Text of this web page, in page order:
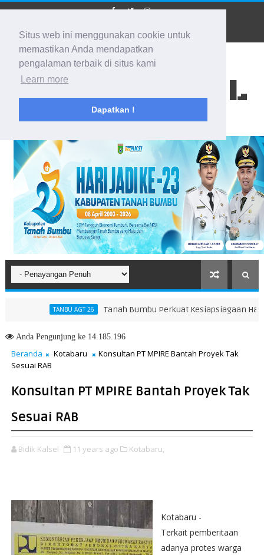
Situs web ini menggunakan cookie untuk
memastikan Anda mendapatkan
pengalaman terbaik di situs kami
Learn more
Dapatkan !
BIDIK KALSEL
Membidik Ke Segala Arah
TANBU AGT 26 Tanah Bumbu Perkuat Kesiapsiagaan Hadapi
AndaPengunjung ke 14.185.196
Beranda Kotabaru
Konsultan PT MPIRE Bantah Proyek Tak
Sesuai RAB
Konsultan PT MPIRE Bantah Proyek Tak
Sesuai RAB
Bidik Kalsel 11 years ago Kotabaru,
‪Kotabaru‬ -
Terkait pemberitaan
adanya protes warga